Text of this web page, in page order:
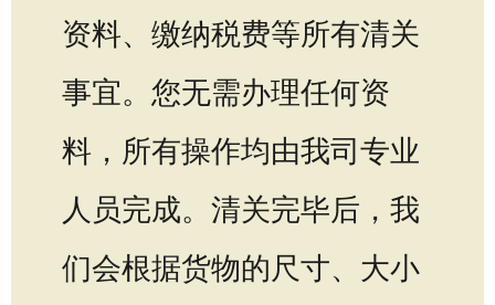
资料、缴纳税费等所有清关
事宜。您无需办理任何资
料，所有操作均由我司专业
人员完成。清关完毕后，我
们会根据货物的尺寸、大小